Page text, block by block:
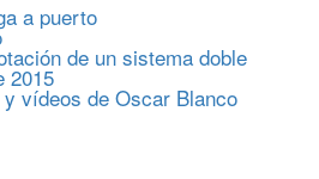
a puerto
de un sistema doble
2015
vídeos de Oscar Blanco